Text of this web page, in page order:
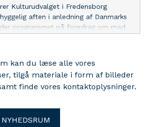
Kulturudvalget i Fredensborg
aften i anledning af Danmarks
programmet på foredrag om mad
kan du læse alle vores
tilgå materiale i form af billeder
finde vores kontaktoplysninger.